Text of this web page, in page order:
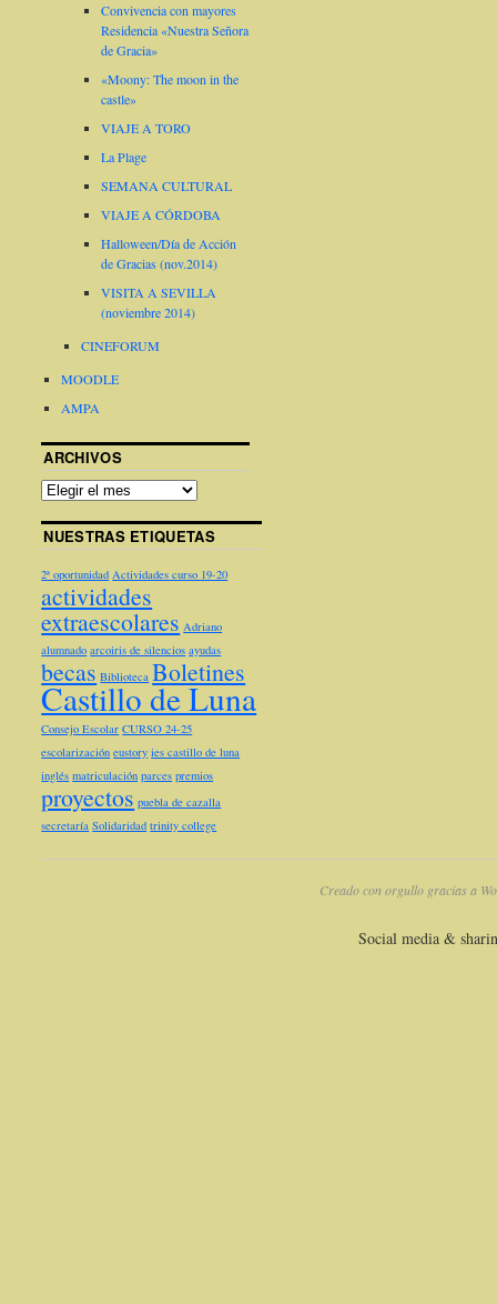
Convivencia con mayores
Residencia «Nuestra Señora
de Gracia»
«Moony: The moon in the
castle»
VIAJE A TORO
La Plage
SEMANA CULTURAL
VIAJE A CÓRDOBA
Halloween/Día de Acción
de Gracias (nov.2014)
VISITA A SEVILLA
(noviembre 2014)
CINEFORUM
MOODLE
AMPA
ARCHIVOS
NUESTRAS ETIQUETAS
2ª oportunidad Actividades curso 19-20
actividades
extraescolares Adriano
alumnado arcoiris de silencios ayudas
becas Biblioteca Boletines
Castillo de Luna
Consejo Escolar CURSO 24-25
escolarización eustory ies castillo de luna
inglés matriculación parces premios
proyectos puebla de cazalla
secretaría Solidaridad trinity college
Creado con orgullo gracias a
Social media &